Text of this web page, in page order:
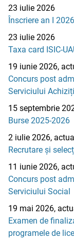
23 iulie 2026
Înscriere an I
23 iulie 2026
Taxa card ISIC-
19 iunie 2026,
Concurs post
Serviciului
15 septembrie
Burse 2025-2026
2 iulie 2026,
Recrutare și
11 iunie 2026,
Concurs post
Serviciului Social
19 mai 2026,
Examen de
programele de